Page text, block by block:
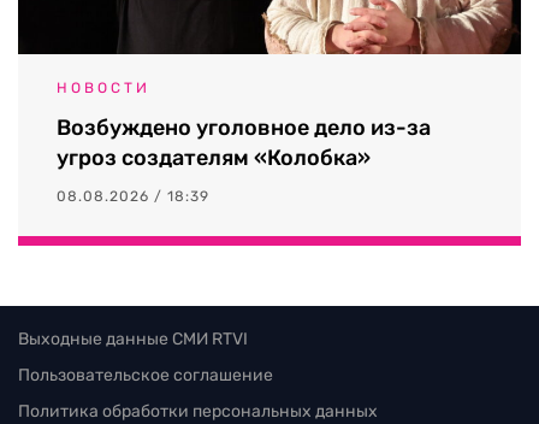
НОВОСТИ
Возбуждено уголовное дело из-за
угроз создателям «Колобка»
08.08.2026 / 18:39
Выходные данные СМИ RTVI
Пользовательское соглашение
Политика обработки персональных данных